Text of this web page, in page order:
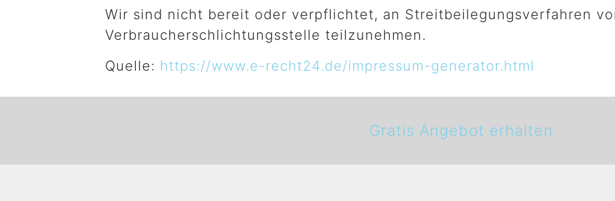
Wir sind nicht bereit oder verpflichtet, an Streitbeilegungsverfahren
Verbraucherschlichtungsstelle teilzunehmen.
Quelle: https://www.e-recht24.de/impressum-generator.html
Gratis Angebot erhalten